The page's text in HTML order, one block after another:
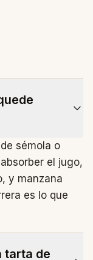
sémola o
el jugo,
y manzana
es lo que
tarta de